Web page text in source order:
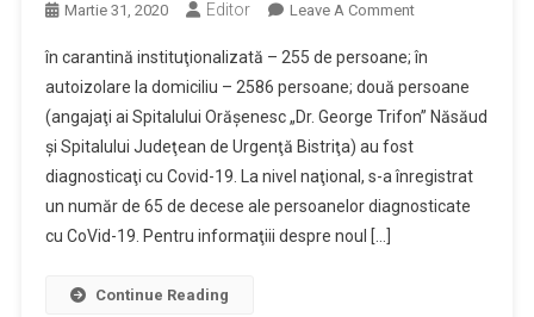
Martie 31, 2020 Editor Leave A CommentOn
Epidemiologică
Actualizată
Pentru
Judeţul
Bistriţa-
Năsăud,
în carantină instituţionalizată – 255 de persoane; în
autoizolare la domiciliu – 2586 persoane; două persoane
(angajaţi ai Spitalului Orăşenesc „Dr. George Trifon” Năsăud
şi Spitalului Judeţean de Urgenţă Bistriţa) au fost
diagnosticaţi cu Covid-19. La nivel naţional, s-a înregistrat
un număr de 65 de decese ale persoanelor diagnosticate
cu CoVid-19. Pentru informaţiii despre noul […]
Continue Reading